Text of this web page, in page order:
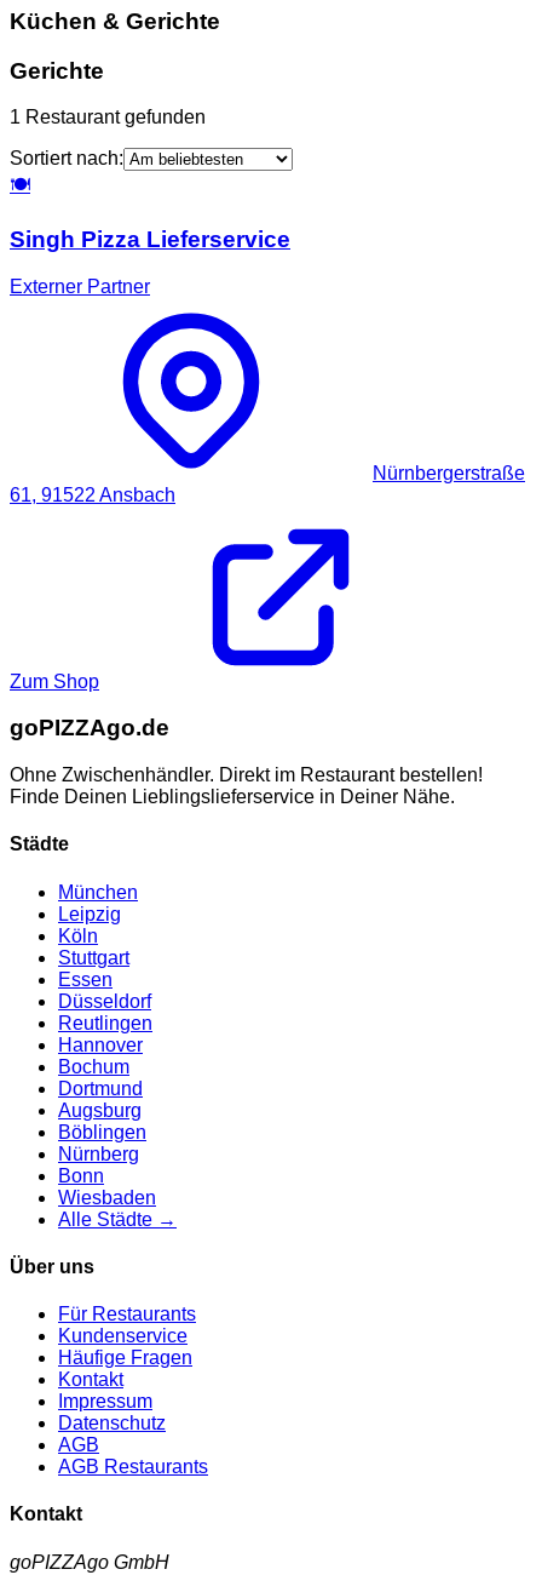
Küchen & Gerichte
Gerichte
1 Restaurantgefunden
Sortiert nach:
🍽️
Singh Pizza Lieferservice
Externer Partner
Nürnbergerstraße
61, 91522 Ansbach
Zum Shop
goPIZZAgo.de
Ohne Zwischenhändler. Direkt im Restaurant bestellen!
Finde Deinen Lieblingslieferservice in Deiner Nähe.
Städte
München
Leipzig
Köln
Stuttgart
Essen
Düsseldorf
Reutlingen
Hannover
Bochum
Dortmund
Augsburg
Böblingen
Nürnberg
Bonn
Wiesbaden
Alle Städte →
Über uns
Für Restaurants
Kundenservice
Häufige Fragen
Kontakt
Impressum
Datenschutz
AGB
AGB Restaurants
Kontakt
goPIZZAgo GmbH